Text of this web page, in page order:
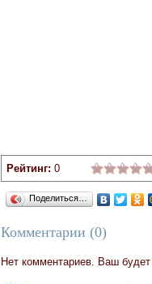
Рейтинг: 0
Поделиться…
Комментарии (0)
Нет комментариев. Ваш